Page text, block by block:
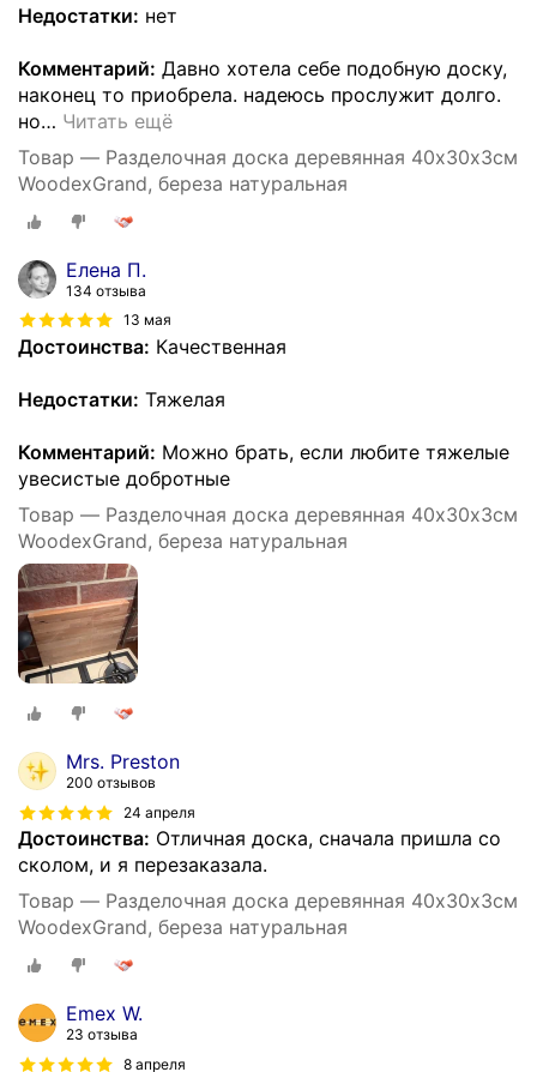
Недостатки: нет
Комментарий: Давно хотела себе подобную доску,
наконец то приобрела. надеюсь прослужит долго.
но… Читать ещё
Товар — Разделочная доска деревянная 40х30х3см
WoodexGrand, береза натуральная
Елена П.
134 отзыва
13 мая
Достоинства: Качественная
Недостатки: Тяжелая
Комментарий: Можно брать, если любите тяжелые
увесистые добротные
Товар — Разделочная доска деревянная 40х30х3см
WoodexGrand, береза натуральная
Mrs. Preston
200 отзывов
24 апреля
Достоинства: Отличная доска, сначала пришла со
сколом, и я перезаказала.
Товар — Разделочная доска деревянная 40х30х3см
WoodexGrand, береза натуральная
Emex W.
23 отзыва
8 апреля